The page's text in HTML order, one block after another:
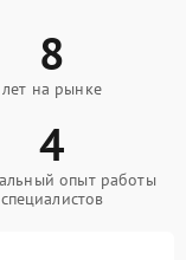
8
лет на рынке
4
опыт работы
специалистов